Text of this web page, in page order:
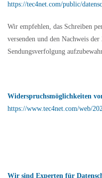
https://tec4net.com/public/
Wir empfehlen, das Schreiben
versenden und den Nachweis
Sendungsverfolgung
Widerspruchsmöglichkeiten
https://www.tec4net.com/web/
Wir sind Experten für